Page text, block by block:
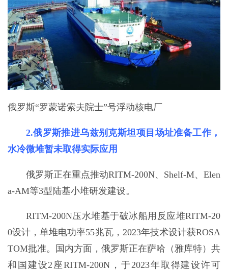
俄罗斯“罗蒙诺索夫院士”号浮动核电厂
2.俄罗斯推进乌兹别克斯坦项目场址准备工作，
水冷微堆暂未取得实际应用
俄罗斯正在重点推动RITM-200N、Shelf-M、Elen
a-AM等3型陆基小堆研发建设。
RITM-200N压水堆基于破冰船用反应堆RITM-20
0设计，单堆电功率55兆瓦，2023年技术设计获ROSA
TOM批准。国内方面，俄罗斯正在萨哈（雅库特）共
和国建设2座RITM-200N，于2023年取得建设许可